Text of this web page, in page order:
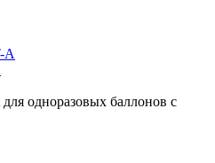
одноразовых баллонов с